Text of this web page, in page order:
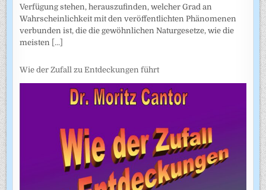
Verfügung stehen, herauszufinden, welcher Grad an
Wahrscheinlichkeit mit den veröffentlichten Phänomenen
verbunden ist, die die gewöhnlichen Naturgesetze, wie die
meisten [...]
Wie der Zufall zu Entdeckungen führt